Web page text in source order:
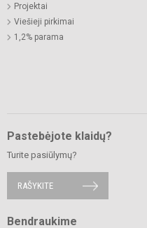
Projektai
Viešieji pirkimai
1,2% parama
Pastebėjote klaidų?
Turite pasiūlymų?
RAŠYKITE
Bendraukime